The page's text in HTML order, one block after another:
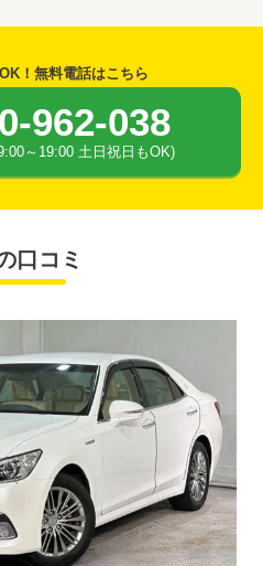
！無料電話はこちら
962-038
～19:00 土日祝日もOK)
口コミ